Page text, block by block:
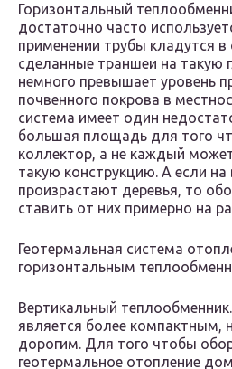
Горизонтальный
достаточно часто
применении трубы кладутся в
сделанные траншеи на такую
немного превышает уровень
почвенного покрова в
система имеет один
большая площадь для того
коллектор, а не каждый
такую конструкцию. А если
произрастают деревья, то
ставить от них примерно на
Геотермальная система
горизонтальным
Вертикальный
является более компактным,
дорогим. Для того чтобы
геотермальное отопление